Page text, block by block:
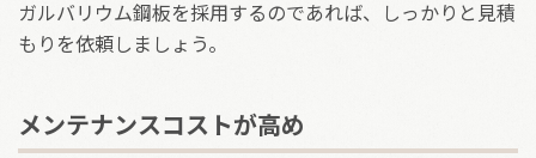
ガルバリウム鋼板を採用するのであれば、しっかりと見積
もりを依頼しましょう。
メンテナンスコストが高め